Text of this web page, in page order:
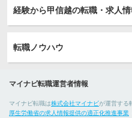
経験から甲信越の転職・求人
転職ノウハウ
マイナビ転職運営者情報
マイナビ転職は株式会社マイナビが運営する
厚生労働省の求人情報提供の適正化推進事業